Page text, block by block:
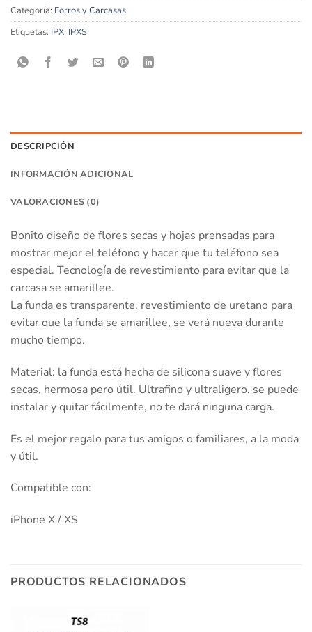
Categoría: Forros y Carcasas
Etiquetas: IPX, IPXS
DESCRIPCIÓN
INFORMACIÓN ADICIONAL
VALORACIONES (0)
Bonito diseño de flores secas y hojas prensadas para
mostrar mejor el teléfono y hacer que tu teléfono sea
especial. Tecnología de revestimiento para evitar que la
carcasa se amarillee.
La funda es transparente, revestimiento de uretano para
evitar que la funda se amarillee, se verá nueva durante
mucho tiempo.
Material: la funda está hecha de silicona suave y flores
secas, hermosa pero útil. Ultrafino y ultraligero, se puede
instalar y quitar fácilmente, no te dará ninguna carga.
Es el mejor regalo para tus amigos o familiares, a la moda
y útil.
Compatible con:
iPhone X / XS
PRODUCTOS RELACIONADOS